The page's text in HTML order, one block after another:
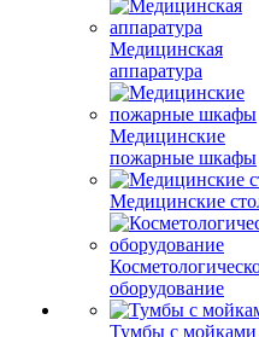
Медицинская
аппаратура
Медицинские
пожарные шкафы
Медицинские
оборудование
Тумбы с мойками